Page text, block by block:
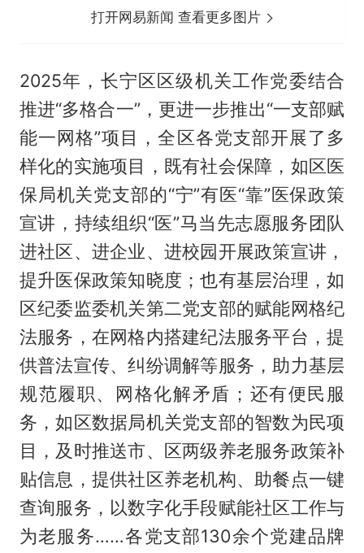
打开网易新闻 查看更多图片
2025年，长宁区区级机关工作党委结合
推进“多格合一”，更进一步推出“一支部赋
能一网格”项目，全区各党支部开展了多
样化的实施项目，既有社会保障，如区医
保局机关党支部的“宁”有医“靠”医保政策
宣讲，持续组织“医”马当先志愿服务团队
进社区、进企业、进校园开展政策宣讲，
提升医保政策知晓度；也有基层治理，如
区纪委监委机关第二党支部的赋能网格纪
法服务，在网格内搭建纪法服务平台，提
供普法宣传、纠纷调解等服务，助力基层
规范履职、网格化解矛盾；还有便民服
务，如区数据局机关党支部的智数为民项
目，及时推送市、区两级养老服务政策补
贴信息，提供社区养老机构、助餐点一键
查询服务，以数字化手段赋能社区工作与
为老服务……各党支部130余个党建品牌